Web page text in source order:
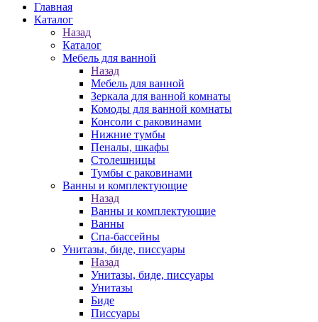
Главная
Каталог
Назад
Каталог
Мебель для ванной
Назад
Мебель для ванной
Зеркала для ванной комнаты
Комоды для ванной комнаты
Консоли с раковинами
Нижние тумбы
Пеналы, шкафы
Столешницы
Тумбы с раковинами
Ванны и комплектующие
Назад
Ванны и комплектующие
Ванны
Спа-бассейны
Унитазы, биде, писсуары
Назад
Унитазы, биде, писсуары
Унитазы
Биде
Писсуары